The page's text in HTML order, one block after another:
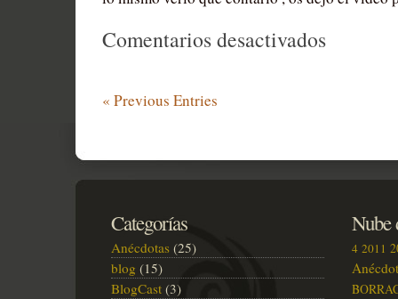
Comentarios desactivados
« Previous Entries
Categorías
Anécdotas (25)
blog (15)
BlogCast (3)
Nube
4 2011